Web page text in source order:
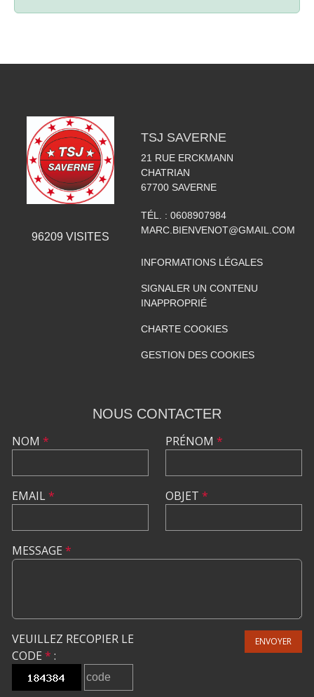
96209 VISITES
TSJ SAVERNE
21 RUE ERCKMANN
CHATRIAN
67700 SAVERNE
TÉL. : 0608907984
MARC.BIENVENOT@GMAIL.COM
INFORMATIONS LÉGALES
SIGNALER UN CONTENU
INAPPROPRIÉ
CHARTE COOKIES
GESTION DES COOKIES
NOUS CONTACTER
NOM *
EMAIL*
PRÉNOM *
OBJET *
MESSAGE *
VEUILLEZ RECOPIER LE
CODE * :
ENVOYER